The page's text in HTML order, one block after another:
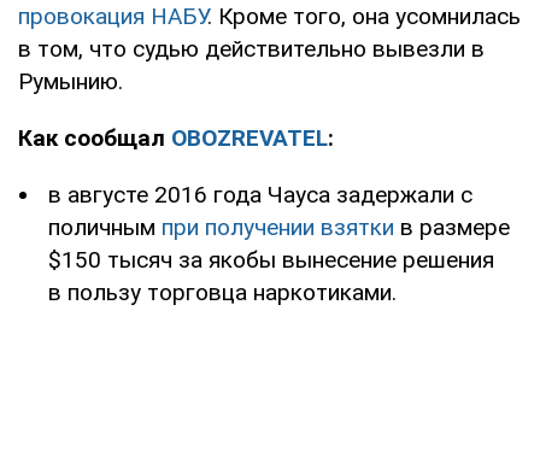
провокация НАБУ. Кроме того, она усомнилась
в том, что судью действительно вывезли в
Румынию.
Как сообщал OBOZREVATEL:
в августе 2016 года Чауса задержали с
поличным при получении взятки в размере
$150 тысяч за якобы вынесение решения
в пользу торговца наркотиками.